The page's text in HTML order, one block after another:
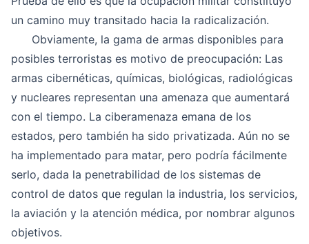
un camino muy transitado hacia la radicalización.
Obviamente, la gama de armas disponibles para
posibles terroristas es motivo de preocupación: Las
armas cibernéticas, químicas, biológicas, radiológicas
y nucleares representan una amenaza que aumentará
con el tiempo. La ciberamenaza emana de los
estados, pero también ha sido privatizada. Aún no se
ha implementado para matar, pero podría fácilmente
serlo, dada la penetrabilidad de los sistemas de
control de datos que regulan la industria, los servicios,
la aviación y la atención médica, por nombrar algunos
objetivos.